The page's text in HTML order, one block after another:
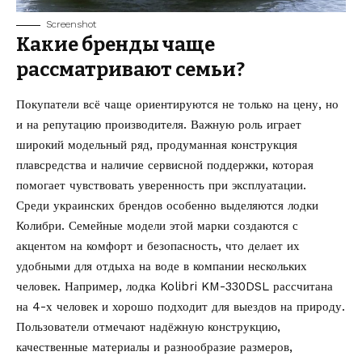
Screenshot
Какие бренды чаще
рассматривают семьи?
Покупатели всё чаще ориентируются не только на цену, но
и на репутацию производителя. Важную роль играет
широкий модельный ряд, продуманная конструкция
плавсредства и наличие сервисной поддержки, которая
помогает чувствовать уверенность при эксплуатации.
Среди украинских брендов особенно выделяются лодки
Колибри. Семейные модели этой марки создаются с
акцентом на комфорт и безопасность, что делает их
удобными для отдыха на воде в компании нескольких
человек. Например, лодка Kolibri KM-330DSL рассчитана
на 4-х человек и хорошо подходит для выездов на природу.
Пользователи отмечают надёжную конструкцию,
качественные материалы и разнообразие размеров,